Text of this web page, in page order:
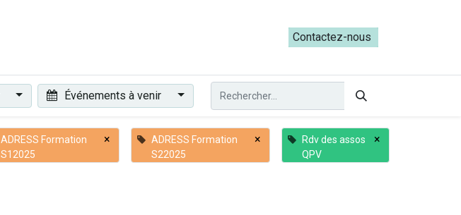
Les ateliers du Parcours ADRESS [mai-juin 2026]
Contactez-nous​​
Événements à venir
ADRESS Formation
S12025
×
ADRESS Formation
S22025
×
Rdv des assos
QPV
×